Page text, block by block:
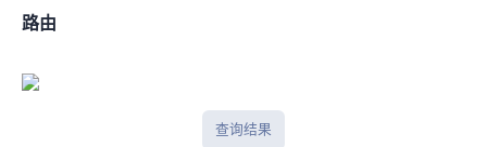
BGP路由
BGPtools查询结果